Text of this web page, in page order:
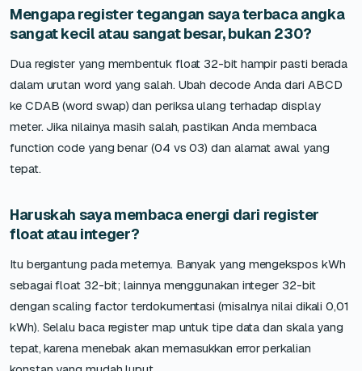
Mengapa register tegangan saya terbaca angka
sangat kecil atau sangat besar, bukan 230?
Dua register yang membentuk float 32-bit hampir pasti berada
dalam urutan word yang salah. Ubah decode Anda dari ABCD
ke CDAB (word swap) dan periksa ulang terhadap display
meter. Jika nilainya masih salah, pastikan Anda membaca
function code yang benar (04 vs 03) dan alamat awal yang
tepat.
Haruskah saya membaca energi dari register
float atau integer?
Itu bergantung pada meternya. Banyak yang mengekspos kWh
sebagai float 32-bit; lainnya menggunakan integer 32-bit
dengan scaling factor terdokumentasi (misalnya nilai dikali 0,01
kWh). Selalu baca register map untuk tipe data dan skala yang
tepat, karena menebak akan memasukkan error perkalian